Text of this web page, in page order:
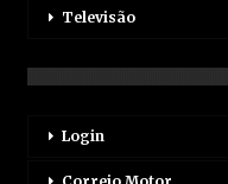
Televisão
Login